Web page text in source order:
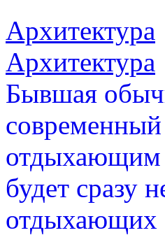
Архитектура
Архитектура
Бывшая
отдыхающим
будет сразу
отдыхающих